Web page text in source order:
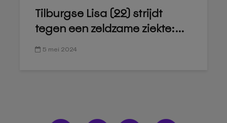
Tilburgse Lisa (22) strijdt
tegen een zeldzame ziekte:...
5 mei 2024